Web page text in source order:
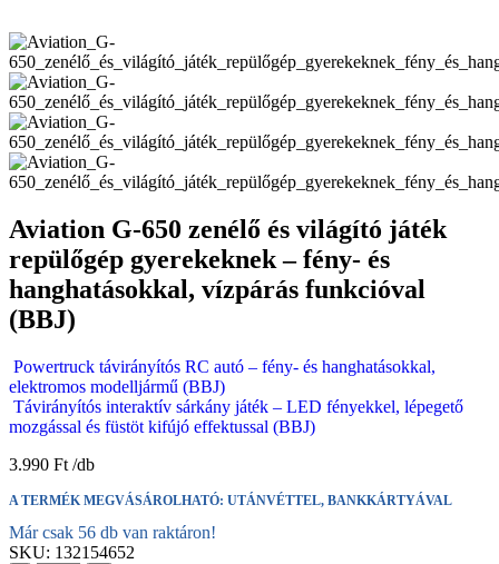
Aviation G-650 zenélő és világító játék
repülőgép gyerekeknek – fény- és
hanghatásokkal, vízpárás funkcióval
(BBJ)
Powertruck távirányítós RC autó – fény- és hanghatásokkal,
elektromos modelljármű (BBJ)
Távirányítós interaktív sárkány játék – LED fényekkel, lépegető
mozgással és füstöt kifújó effektussal (BBJ)
3.990 Ft
A TERMÉK MEGVÁSÁROLHATÓ: UTÁNVÉTTEL, BANKKÁRTYÁVAL
Már csak 56 db van raktáron!
SKU: 132154652